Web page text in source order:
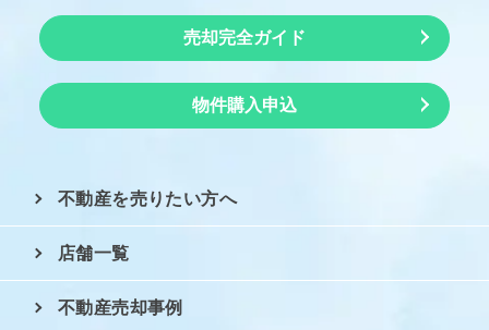
売却完全ガイド
物件購入申込
不動産を売りたい方へ
店舗一覧
不動産売却事例